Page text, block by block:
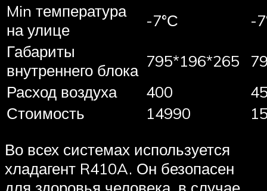
Min температура
на улице
-7°С
-
Габариты
внутреннего блока 795*196*265
Расход воздуха
400
Стоимость
14990
Во всех системах используется
хладагент R410A. Он безопасен